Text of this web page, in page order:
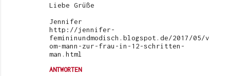
Liebe Grüße
Jennifer
http://jennifer-
femininundmodisch.blogspot.de/2017/05/v
om-mann-zur-frau-in-12-schritten-
man.html
ANTWORTEN